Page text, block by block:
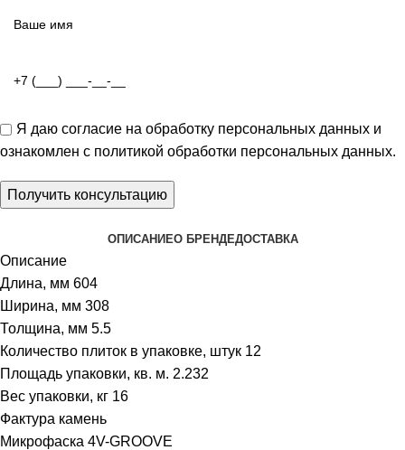
Я даю согласие на обработку персональных данных и
ознакомлен с политикой обработки персональных данных.
ОПИСАНИЕО БРЕНДЕДОСТАВКА
Описание
Длина, мм 604
Ширина, мм 308
Толщина, мм 5.5
Количество плиток в упаковке, штук 12
Площадь упаковки, кв. м. 2.232
Вес упаковки, кг 16
Фактура камень
Микрофаска 4V-GROOVE